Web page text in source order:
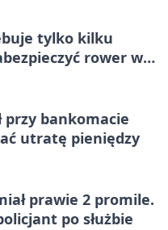
tylko kilku
rower w
przy bankomacie
utratę pieniędzy
prawie 2 promile.
po służbie